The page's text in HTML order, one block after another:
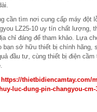
cần tìm nơi cung cấp máy đột
LZ25-10 uy tín chất lượng,
chỉ đáng để tham khảo. Lựa
bạn sở hữu thiết bị chính hãng,
đầu tư, cùng thiết bị điện
https://thietbidiencamtay.com/
luc-dung-pin-changyou-cm-